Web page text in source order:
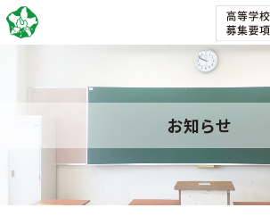
お知らせ